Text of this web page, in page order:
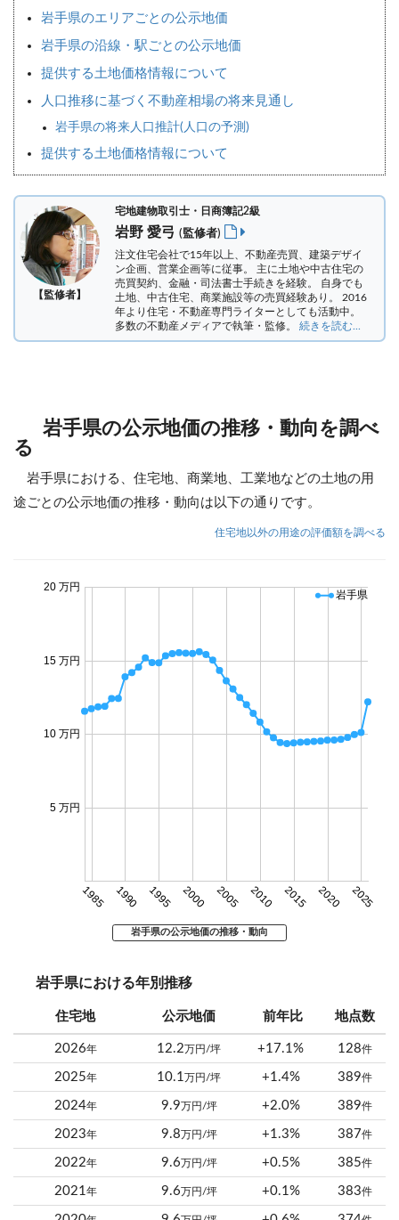
岩手県のエリアごとの公示地価
岩手県の沿線・駅ごとの公示地価
提供する土地価格情報について
人口推移に基づく不動産相場の将来見通し
岩手県の将来人口推計(人口の予測)
提供する土地価格情報について
【監修者】
宅地建物取引士・日商簿記2級
岩野 愛弓 (監修者)
注文住宅会社で15年以上、不動産売買、建築デザイ
ン企画、営業企画等に従事。 主に土地や中古住宅の
売買契約、金融・司法書士手続きを経験。 自身でも
土地、中古住宅、商業施設等の売買経験あり。 2016
年より住宅・不動産専門ライターとしても活動中。
多数の不動産メディアで執筆・監修。 続きを読む...
岩手県の公示地価の推移・動向を調べ
る
岩手県における、住宅地、商業地、工業地などの土地の用
途ごとの公示地価の推移・動向は以下の通りです。
住宅地以外の用途の評価額を調べる
1985 1990 1995 2000 2005 2010 2015 2020 2025
5 万円
10 万円
15 万円
20 万円
岩手県
岩手県の公示地価の推移・動向
岩手県における年別推移
住宅地 公示地価 前年比 地点数
2026年 12.2万円/坪 +17.1% 128件
2025年 10.1万円/坪 +1.4% 389件
2024年 9.9万円/坪 +2.0% 389件
2023年 9.8万円/坪 +1.3% 387件
2022年 9.6万円/坪 +0.5% 385件
2021年 9.6万円/坪 +0.1% 383件